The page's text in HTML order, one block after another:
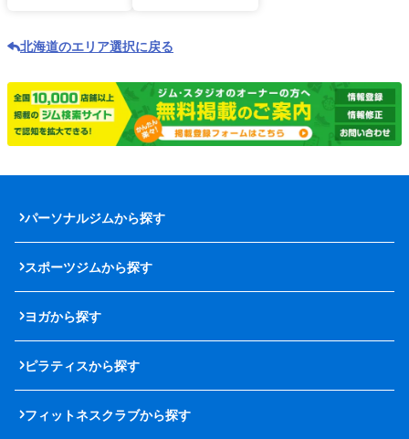
北海道のエリア選択に戻る
パーソナルジムから探す
スポーツジムから探す
ヨガから探す
ピラティスから探す
フィットネスクラブから探す